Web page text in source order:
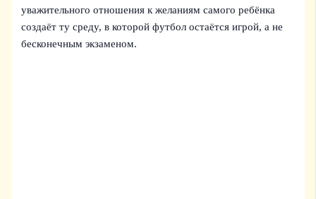
уважительного отношения к желаниям самого ребёнка
создаёт ту среду, в которой футбол остаётся игрой, а не
бесконечным экзаменом.